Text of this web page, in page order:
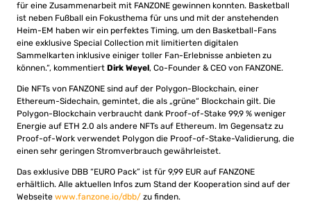
für eine Zusammenarbeit mit FANZONE gewinnen konnten. Basketball
ist neben Fußball ein Fokusthema für uns und mit der anstehenden
Heim-EM haben wir ein perfektes Timing, um den Basketball-Fans
eine exklusive Special Collection mit limitierten digitalen
Sammelkarten inklusive einiger toller Fan-Erlebnisse anbieten zu
können.“, kommentiert Dirk Weyel, Co-Founder & CEO von FANZONE.
Die NFTs von FANZONE sind auf der Polygon-Blockchain, einer
Ethereum-Sidechain, gemintet, die als „grüne“ Blockchain gilt. Die
Polygon-Blockchain verbraucht dank Proof-of-Stake 99,9 % weniger
Energie auf ETH 2.0 als andere NFTs auf Ethereum. Im Gegensatz zu
Proof-of-Work verwendet Polygon die Proof-of-Stake-Validierung, die
einen sehr geringen Stromverbrauch gewährleistet.
Das exklusive DBB “EURO Pack” ist für 9,99 EUR auf FANZONE
erhältlich. Alle aktuellen Infos zum Stand der Kooperation sind auf der
Webseite www.fanzone.io/dbb/ zu finden.